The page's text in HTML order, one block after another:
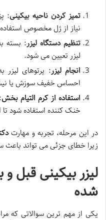
تمیز کردن ناحیه بیکینی:
نیاز از ژل مخصوص
تنظیم دستگاه لیزر: بسته
لیزر تعیین می شود.
انجام لیزر: پرتوهای لیزر
احساس خفیف سوزش یا
استفاده از کرم التیام بخش
خنک کننده استفاده شود
در این مرحله، تجربه و مهارت
زیرا خطای جزئی می تواند
لیزر بیکینی قبل
شده
یکی از مهم ترین سوالاتی که